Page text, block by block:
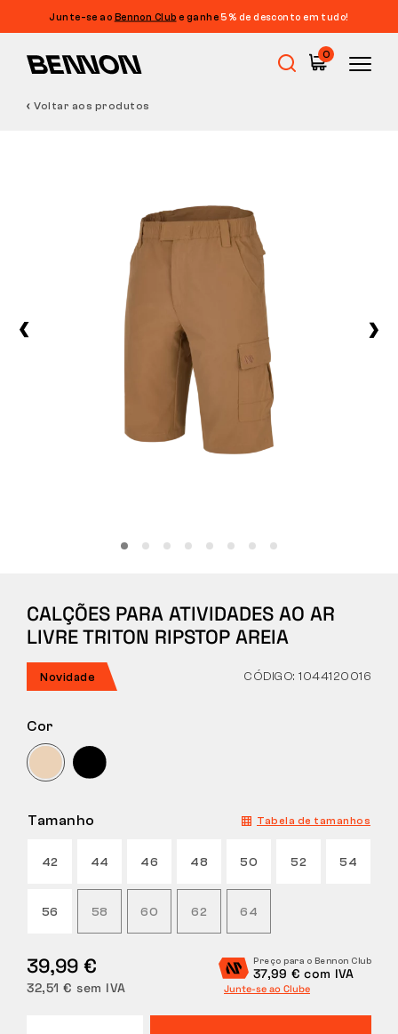
Junte-se ao Bennon Club e ganhe 5% de desconto em tudo!
0
SOBRE NÓS
LABORATÓRIO BENNON
CONTACTO
DEVOLUÇÕES
Voltar aos produtos
CALÇÕES PARA ATIVIDADES AO AR
LIVRE TRITON RIPSTOP AREIA
Novidade CÓDIGO: 1044120016
Cor
Tamanho Tabela de tamanhos
42 44 46 48 50 52 54
56 58 60 62 64
39,99 €
32,51 € sem IVA
Preço para o Bennon Club
37,99 € com IVA
Junte-se ao Clube